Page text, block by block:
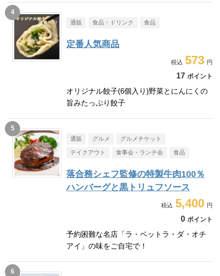
通販 食品・ドリンク 食品
定番人気商品
573
17 ポイント
オリジナル餃子(6個入り)野菜とにんにくの
旨みたっぷり餃子
通販 グルメ グルメチケット
テイクアウト 食事会・ランチ会 食品
落合務シェフ監修の特製牛肉100％
ハンバーグと黒トリュフソース
5,400
0 ポイント
予約困難な名店「ラ・ベットラ・ダ・オチ
アイ」の味をご自宅で！